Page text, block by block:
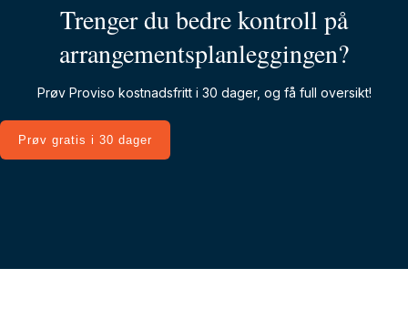
Trenger du bedre kontroll på
arrangementsplanleggingen?
Prøv Proviso kostnadsfritt i 30 dager, og få full oversikt!
Prøv gratis i 30 dager